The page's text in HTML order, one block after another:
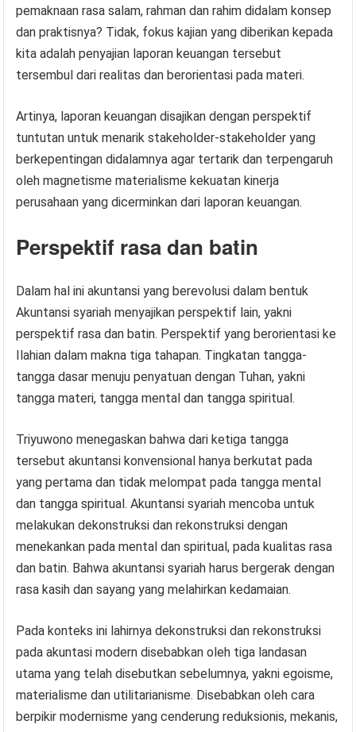
pemaknaan rasa salam, rahman dan rahim didalam konsep
dan praktisnya? Tidak, fokus kajian yang diberikan kepada
kita adalah penyajian laporan keuangan tersebut
tersembul dari realitas dan berorientasi pada materi.
Artinya, laporan keuangan disajikan dengan perspektif
tuntutan untuk menarik stakeholder-stakeholder yang
berkepentingan didalamnya agar tertarik dan terpengaruh
oleh magnetisme materialisme kekuatan kinerja
perusahaan yang dicerminkan dari laporan keuangan.
Perspektif rasa dan batin
Dalam hal ini akuntansi yang berevolusi dalam bentuk
Akuntansi syariah menyajikan perspektif lain, yakni
perspektif rasa dan batin. Perspektif yang berorientasi ke
Ilahian dalam makna tiga tahapan. Tingkatan tangga-
tangga dasar menuju penyatuan dengan Tuhan, yakni
tangga materi, tangga mental dan tangga spiritual.
Triyuwono menegaskan bahwa dari ketiga tangga
tersebut akuntansi konvensional hanya berkutat pada
yang pertama dan tidak melompat pada tangga mental
dan tangga spiritual. Akuntansi syariah mencoba untuk
melakukan dekonstruksi dan rekonstruksi dengan
menekankan pada mental dan spiritual, pada kualitas rasa
dan batin. Bahwa akuntansi syariah harus bergerak dengan
rasa kasih dan sayang yang melahirkan kedamaian.
Pada konteks ini lahirnya dekonstruksi dan rekonstruksi
pada akuntasi modern disebabkan oleh tiga landasan
utama yang telah disebutkan sebelumnya, yakni egoisme,
materialisme dan utilitarianisme. Disebabkan oleh cara
berpikir modernisme yang cenderung reduksionis, mekanis,